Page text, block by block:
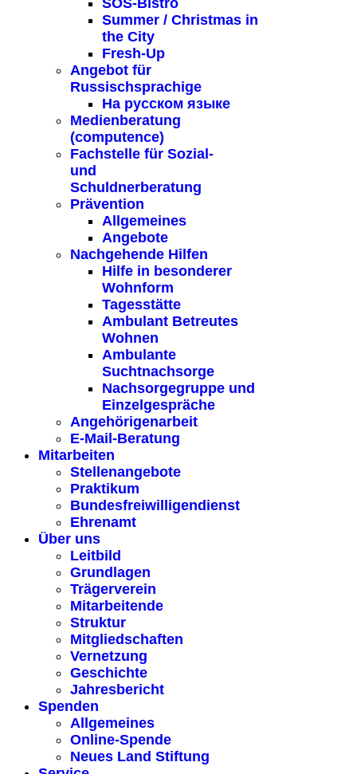
SOS-Bistro
Summer / Christmas in
the City
Fresh-Up
Angebot für
Russischsprachige
На русском языке
Medienberatung
(computence)
Fachstelle für Sozial-
und
Schuldnerberatung
Prävention
Allgemeines
Angebote
Nachgehende Hilfen
Hilfe in besonderer
Wohnform
Tagesstätte
Ambulant Betreutes
Wohnen
Ambulante
Suchtnachsorge
Nachsorgegruppe und
Einzelgespräche
Angehörigenarbeit
E-Mail-Beratung
Mitarbeiten
Stellenangebote
Praktikum
Bundesfreiwilligendienst
Ehrenamt
Über uns
Leitbild
Grundlagen
Trägerverein
Mitarbeitende
Struktur
Mitgliedschaften
Vernetzung
Geschichte
Jahresbericht
Spenden
Allgemeines
Online-Spende
Neues Land Stiftung